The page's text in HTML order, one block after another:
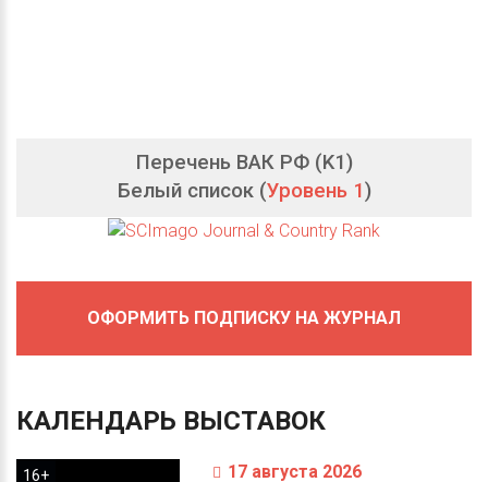
Перечень ВАК РФ (K1)
Белый список (Уровень 1)
ОФОРМИТЬ ПОДПИСКУ НА ЖУРНАЛ
КАЛЕНДАРЬ ВЫСТАВОК
16+ 17 августа 2026